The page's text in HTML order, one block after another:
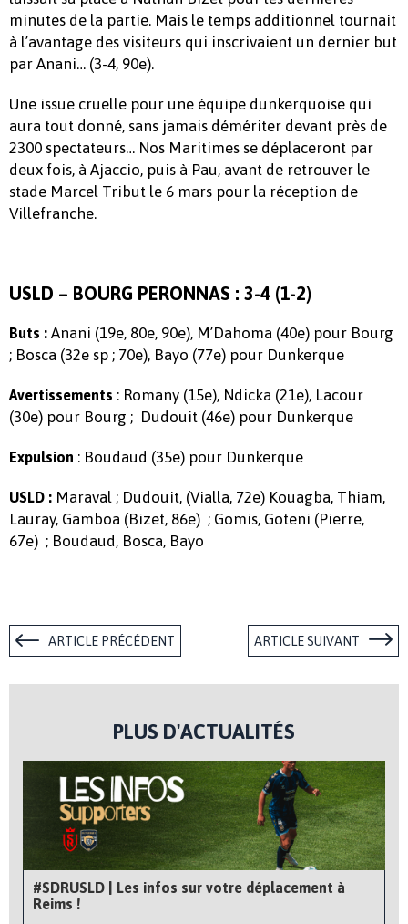
minutes de la partie. Mais le temps additionnel tournait
à l’avantage des visiteurs qui inscrivaient un dernier but
par Anani… (3-4, 90e).
Une issue cruelle pour une équipe dunkerquoise qui
aura tout donné, sans jamais démériter devant près de
2300 spectateurs… Nos Maritimes se déplaceront par
deux fois, à Ajaccio, puis à Pau, avant de retrouver le
stade Marcel Tribut le 6 mars pour la réception de
Villefranche.
USLD – BOURG PERONNAS : 3-4 (1-2)
Buts : Anani (19e, 80e, 90e), M’Dahoma (40e) pour Bourg
; Bosca (32e sp ; 70e), Bayo (77e) pour Dunkerque
Avertissements : Romany (15e), Ndicka (21e), Lacour
(30e) pour Bourg ; Dudouit (46e) pour Dunkerque
Expulsion : Boudaud (35e) pour Dunkerque
USLD : Maraval ; Dudouit, (Vialla, 72e) Kouagba, Thiam,
Lauray, Gamboa (Bizet, 86e) ; Gomis, Goteni (Pierre,
67e) ; Boudaud, Bosca, Bayo
ARTICLE PRÉCÉDENT ARTICLE SUIVANT
PLUS D'ACTUALITÉS
#SDRUSLD | Les infos sur votre déplacement à
Reims !